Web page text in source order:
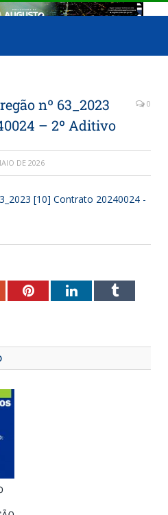
nº 63_2023
– 2º Aditivo
0
DE 2026
[10] Contrato 20240024 -
Pinterest
LinkedIn